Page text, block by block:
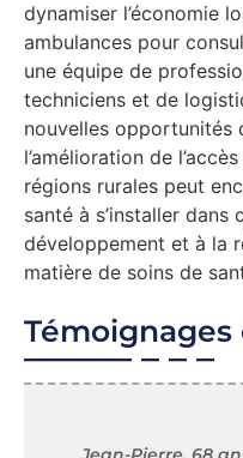
dynamiser l’économie
ambulances pour
une équipe de
techniciens et de
nouvelles opportunités
l’amélioration de
régions rurales peut
santé à s’installer
développement et à la
matière de soins de
Témoignages